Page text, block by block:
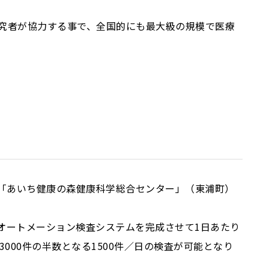
が協力する事で、全国的にも最大級の規模で医療
いち健康の森健康科学総合センター」（東浦町）
トメーション検査システムを完成させて1日あたり
件の半数となる1500件／日の検査が可能となり